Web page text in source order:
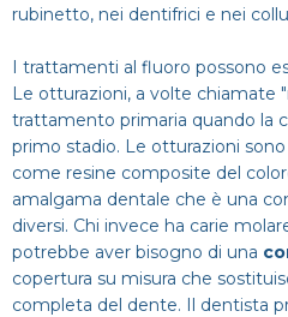
rubinetto, nei dentifrici e nei
I trattamenti al fluoro possono
Le otturazioni, a volte chiamate
trattamento primaria quando la
primo stadio. Le otturazioni
come resine composite del
amalgama dentale che è una
diversi. Chi invece ha carie
potrebbe aver bisogno di una
copertura su misura che
completa del dente. Il dentista